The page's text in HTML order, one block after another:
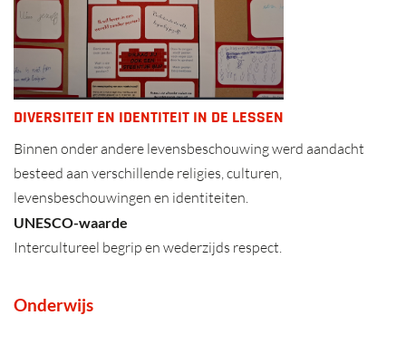
Onderwijs
DIVERSITEIT EN IDENTITEIT IN DE LESSEN
Binnen onder andere levensbeschouwing werd aandacht
besteed aan verschillende religies, culturen,
levensbeschouwingen en identiteiten.
UNESCO-waarde
Intercultureel begrip en wederzijds respect.